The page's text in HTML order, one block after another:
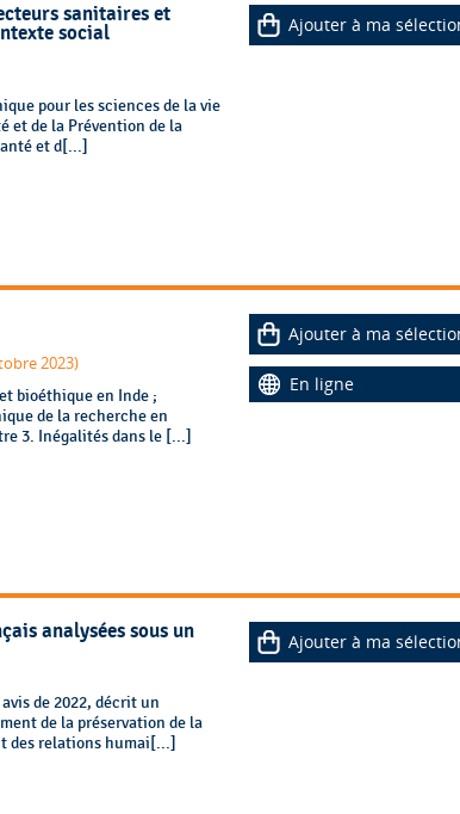
sanitaires et
social
pour les sciences de la vie
et de la Prévention de la
et d[...]
Ajouter à ma
2023)
de la recherche en
3. Inégalités dans le [...]
Ajouter à ma
En ligne
analysées sous un
de 2022, décrit un
de la préservation de la
des relations humai[...]
Ajouter à ma